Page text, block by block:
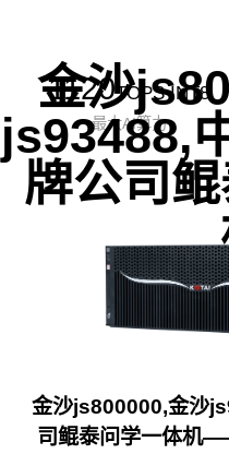
1120TOPS INT8
最大AI算力
金沙
js93488,
牌公司
金沙js800000,金沙
司鲲泰问学一体机